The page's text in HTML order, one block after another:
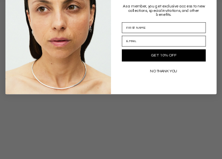
As a member, you get exclusive access to new
collections, special invitations, and other
benefits.
GET 10% OFF
NO THANK YOU